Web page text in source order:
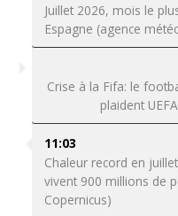
Juillet 2026, mois le
Espagne (agence
Crise à la Fifa: le
plaident
11:03
Chaleur record en
vivent 900 millions de
Copernicus)